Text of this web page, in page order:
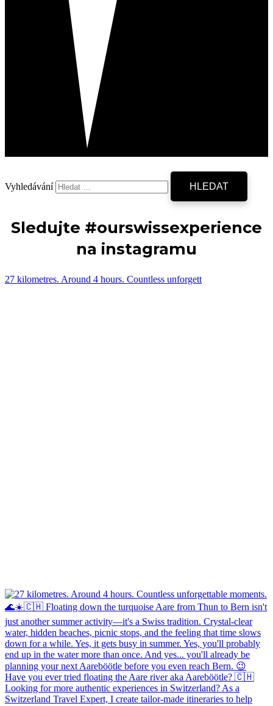
Vyhledávání
Sledujte #ourswissexperience
na instagramu
27 kilometres. Around 4 hours. Countless unforgett